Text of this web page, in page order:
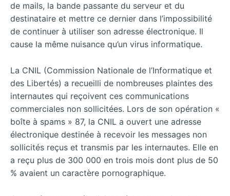
de mails, la bande passante du serveur et du
destinataire et mettre ce dernier dans l’impossibilité
de continuer à utiliser son adresse électronique. Il
cause la même nuisance qu’un virus informatique.
La CNIL (Commission Nationale de l’Informatique et
des Libertés) a recueilli de nombreuses plaintes des
internautes qui reçoivent ces communications
commerciales non sollicitées. Lors de son opération «
boîte à spams » 87, la CNIL a ouvert une adresse
électronique destinée à recevoir les messages non
sollicités reçus et transmis par les internautes. Elle en
a reçu plus de 300 000 en trois mois dont plus de 50
% avaient un caractère pornographique.